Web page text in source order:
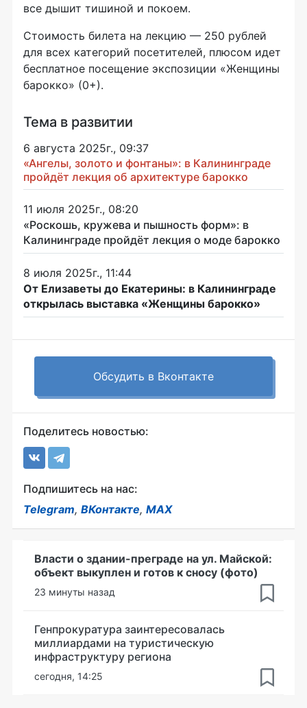
все дышит тишиной и покоем.
Стоимость билета на лекцию — 250 рублей
для всех категорий посетителей, плюсом идет
бесплатное посещение экспозиции «Женщины
барокко» (0+).
Тема в развитии
6 августа 2025г., 09:37
«Ангелы, золото и фонтаны»: в Калининграде
пройдёт лекция об архитектуре барокко
11 июля 2025г., 08:20
«Роскошь, кружева и пышность форм»: в
Калининграде пройдёт лекция о моде барокко
8 июля 2025г., 11:44
От Елизаветы до Екатерины: в Калининграде
открылась выставка «Женщины барокко»
Обсудить в Вконтакте
Поделитесь новостью:
Подпишитесь на нас:
Telegram, ВКонтакте, MAX
Власти о здании-преграде на ул. Майской:
объект выкуплен и готов к сносу (фото)
23 минуты назад
Генпрокуратура заинтересовалась
миллиардами на туристическую
инфраструктуру региона
сегодня, 14:25